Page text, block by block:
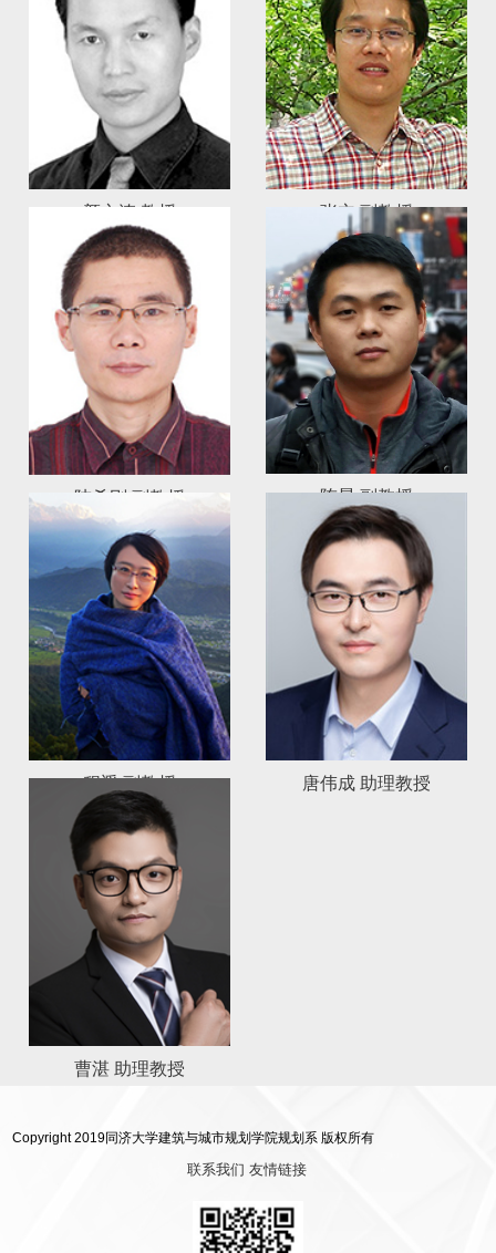
颜文涛 教授 张立 副教授
陆希刚 副教授 陈晨 副教授
程遥 副教授 唐伟成 助理教授
曹湛 助理教授
Copyright 2019同济大学建筑与城市规划学院规划系 版权所有
联系我们 友情链接